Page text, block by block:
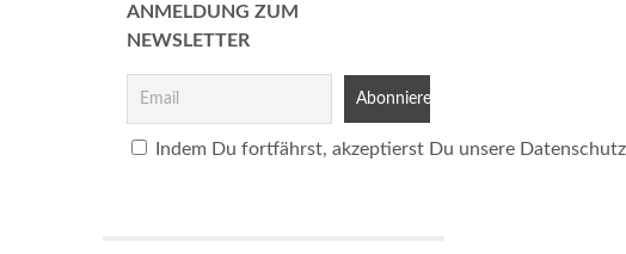
ANMELDUNG ZUM
NEWSLETTER
Indem Du fortfährst, akzeptierst Du unsere